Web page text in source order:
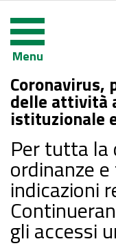
ambulatoriale
Menu
Coronavirus,
delle attività
istituzionale
Per tutta la
ordinanze
indicazioni
gli accessi